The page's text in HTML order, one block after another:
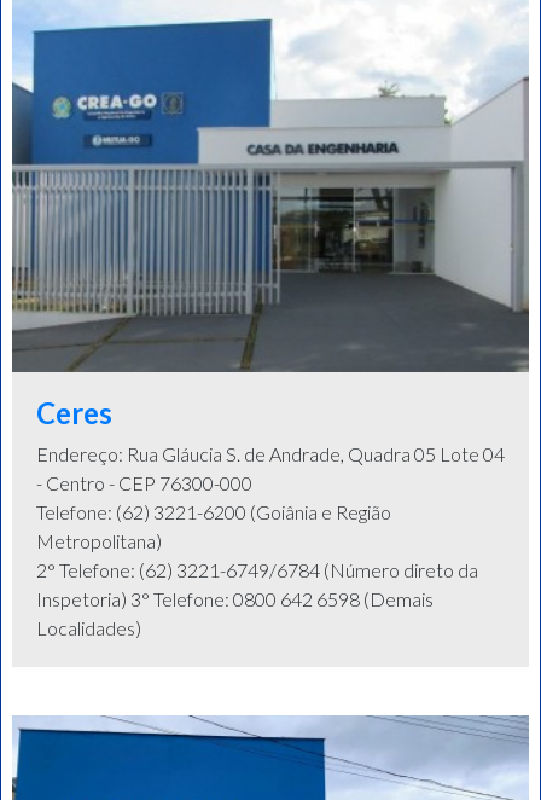
Ceres
Endereço: Rua Gláucia S. de Andrade, Quadra 05 Lote 04
- Centro - CEP 76300-000
Telefone: (62) 3221-6200 (Goiânia e Região
Metropolitana)
2° Telefone: (62) 3221-6749/6784 (Número direto da
Inspetoria) 3° Telefone: 0800 642 6598 (Demais
Localidades)